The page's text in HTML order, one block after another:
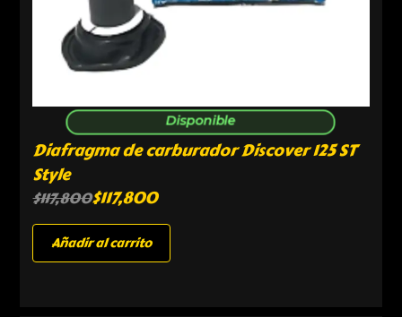
Disponible
Diafragma de carburador Discover 125 ST
Style
$117,800$117,800
Añadir al carrito